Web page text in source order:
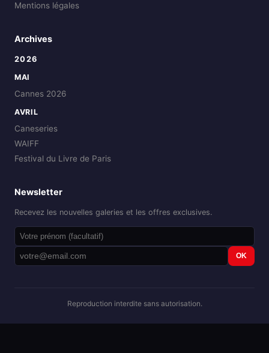
Mentions légales
Archives
2026
MAI
Cannes 2026
AVRIL
Caneseries
WAIFF
Festival du Livre de Paris
Newsletter
Recevez les nouvelles galeries et les offres exclusives.
OK
Reproduction interdite sans autorisation.